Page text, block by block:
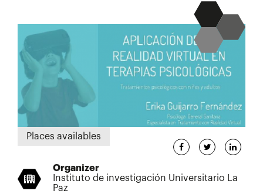
Places availables
Organizer
Instituto de investigación Universitario La
Paz